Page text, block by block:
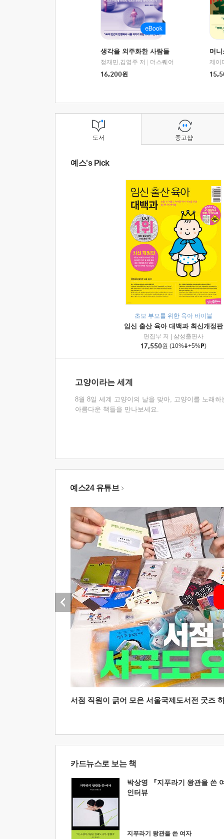
생각을 외주화한 사람들
정재민,김영주 저
더스퀘어
16,200원
머
도서
예스's Pick
초보 부모를 위한 육아 바이블
임신 출산 육아 대백과 최신개정판
편집부 저
삼성출판사
17,550원 (10% +5% )
고양이라는 세계
8월 8일 세계 고양이의 날을 맞아, 고양이를 노래하
아름다운 책들을 만나보세요.
중고샵
예스24 유튜브
서점 직원이 긁어 모은 서울국제도서전 굿즈
카드뉴스로 보는 책
박상영 『지푸라기 왕관을 쓴
인터뷰
지푸라기 왕관을 쓴 여자